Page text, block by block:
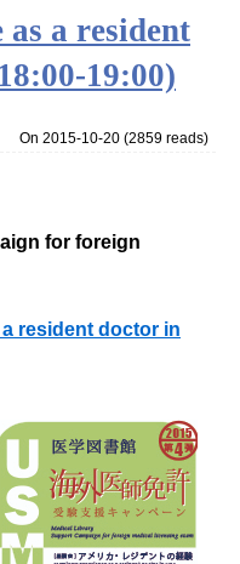
a resident
19:00)
On 2015-10-20(2859 reads)
for foreign
resident doctor in